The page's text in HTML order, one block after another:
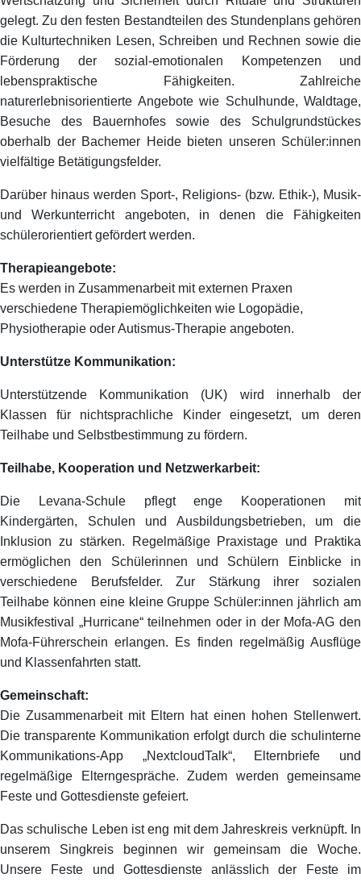
gelegt. Zu den festen Bestandteilen des Stundenplans gehören
die Kulturtechniken Lesen, Schreiben und Rechnen sowie die
Förderung der sozial-emotionalen Kompetenzen und
lebenspraktische Fähigkeiten. Zahlreiche
naturerlebnisorientierte Angebote wie Schulhunde, Waldtage,
Besuche des Bauernhofes sowie des Schulgrundstückes
oberhalb der Bachemer Heide bieten unseren Schüler:innen
vielfältige Betätigungsfelder.
Darüber hinaus werden Sport-, Religions- (bzw. Ethik-), Musik-
und Werkunterricht angeboten, in denen die Fähigkeiten
schülerorientiert gefördert werden.
Therapieangebote:
Es werden in Zusammenarbeit mit externen Praxen
verschiedene Therapiemöglichkeiten wie Logopädie,
Physiotherapie oder Autismus-Therapie angeboten.
Unterstütze Kommunikation:
Unterstützende Kommunikation (UK) wird innerhalb der
Klassen für nichtsprachliche Kinder eingesetzt, um deren
Teilhabe und Selbstbestimmung zu fördern.
Teilhabe, Kooperation und Netzwerkarbeit:
Die Levana-Schule pflegt enge Kooperationen mit
Kindergärten, Schulen und Ausbildungsbetrieben, um die
Inklusion zu stärken. Regelmäßige Praxistage und Praktika
ermöglichen den Schülerinnen und Schülern Einblicke in
verschiedene Berufsfelder. Zur Stärkung ihrer sozialen
Teilhabe können eine kleine Gruppe Schüler:innen jährlich am
Musikfestival „Hurricane“ teilnehmen oder in der Mofa-AG den
Mofa-Führerschein erlangen. Es finden regelmäßig Ausflüge
und Klassenfahrten statt.
Gemeinschaft:
Die Zusammenarbeit mit Eltern hat einen hohen Stellenwert.
Die transparente Kommunikation erfolgt durch die schulinterne
Kommunikations-App „NextcloudTalk“, Elternbriefe und
regelmäßige Elterngespräche. Zudem werden gemeinsame
Feste und Gottesdienste gefeiert.
Das schulische Leben ist eng mit dem Jahreskreis verknüpft. In
unserem Singkreis beginnen wir gemeinsam die Woche.
Unsere Feste und Gottesdienste anlässlich der Feste im